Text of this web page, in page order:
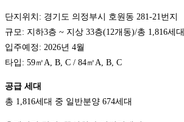
단지위치: 경기도 의정부시 호원동 281-21번지
규모: 지하3층 ~ 지상 33층(12개동)/총 1,816세대
입주예정: 2026년 4월
타입: 59㎡A, B, C / 84㎡A, B, C
공급 세대
총 1,816세대 중 일반분양 674세대